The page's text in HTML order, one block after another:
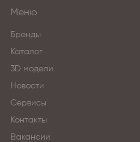
Меню
Бренды
Каталог
3D модели
Новости
Сервисы
Контакты
Вакансии